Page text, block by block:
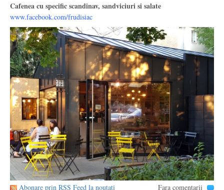
Cafenea cu specific scandinav, sandviciuri si salate
www.facebook.com/frudisiac
Abonare prin RSS Feed la noutati Fara comentarii